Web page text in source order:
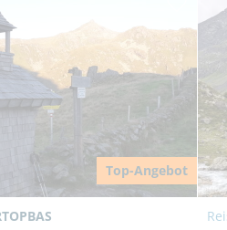
Top-Angebot